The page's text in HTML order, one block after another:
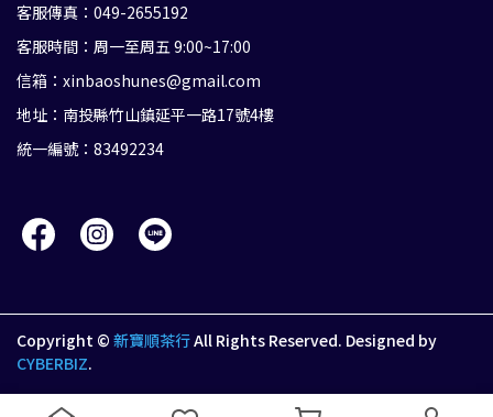
客服傳真：049-2655192
客服時間：周一至周五 9:00~17:00
信箱：xinbaoshunes@gmail.com
地址：南投縣竹山鎮延平一路17號4樓
統一編號：83492234
Copyright © 新寶順茶行All Rights Reserved. Designed by
CYBERBIZ.